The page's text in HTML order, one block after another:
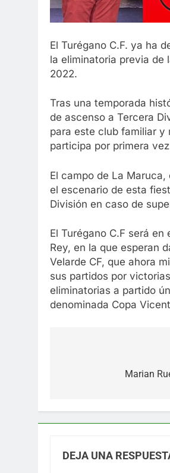
El Turégano C.F. ya ha
la eliminatoria previa de
2022.
Tras una temporada
de ascenso a Tercera
para este club familiar y
participa por primera
El campo de La
el escenario de esta
División en caso de
El Turégano C.F será
Rey, en la que esperan
Velarde CF, que ahora
sus partidos por
eliminatorias a partido
denominada Copa
Marian
DEJA UNA